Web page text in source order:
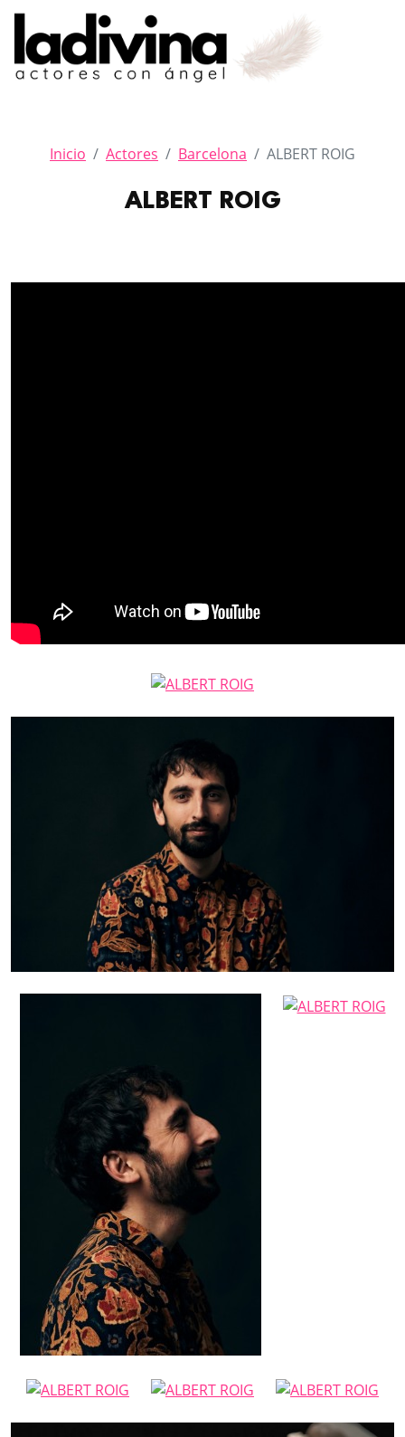
Inicio Actores Barcelona ALBERT ROIG
ALBERT ROIG